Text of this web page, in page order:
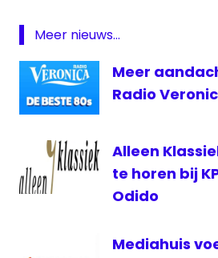
online
online
radio
rechter
Meer nieuws...
Meer
Radio
Alleen
te horen bij
Odido
Mediahuis